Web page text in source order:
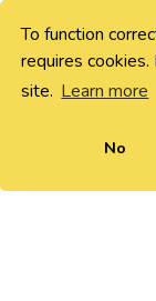
To function
requires
site. Learn more
No